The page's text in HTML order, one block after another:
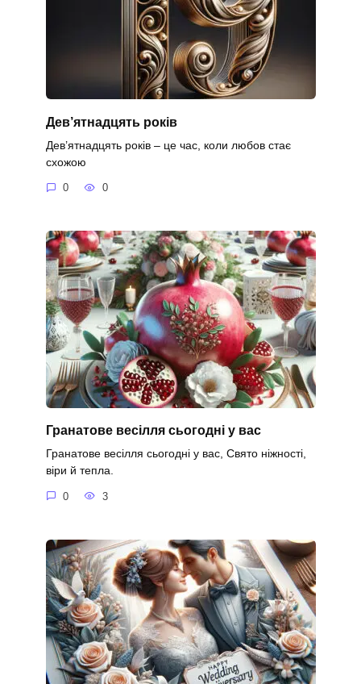
Дев’ятнадцять років
Дев’ятнадцять років – це час, коли любов стає
схожою
0 0
Гранатове весілля сьогодні у вас
Гранатове весілля сьогодні у вас, Свято ніжності,
віри й тепла.
0 3